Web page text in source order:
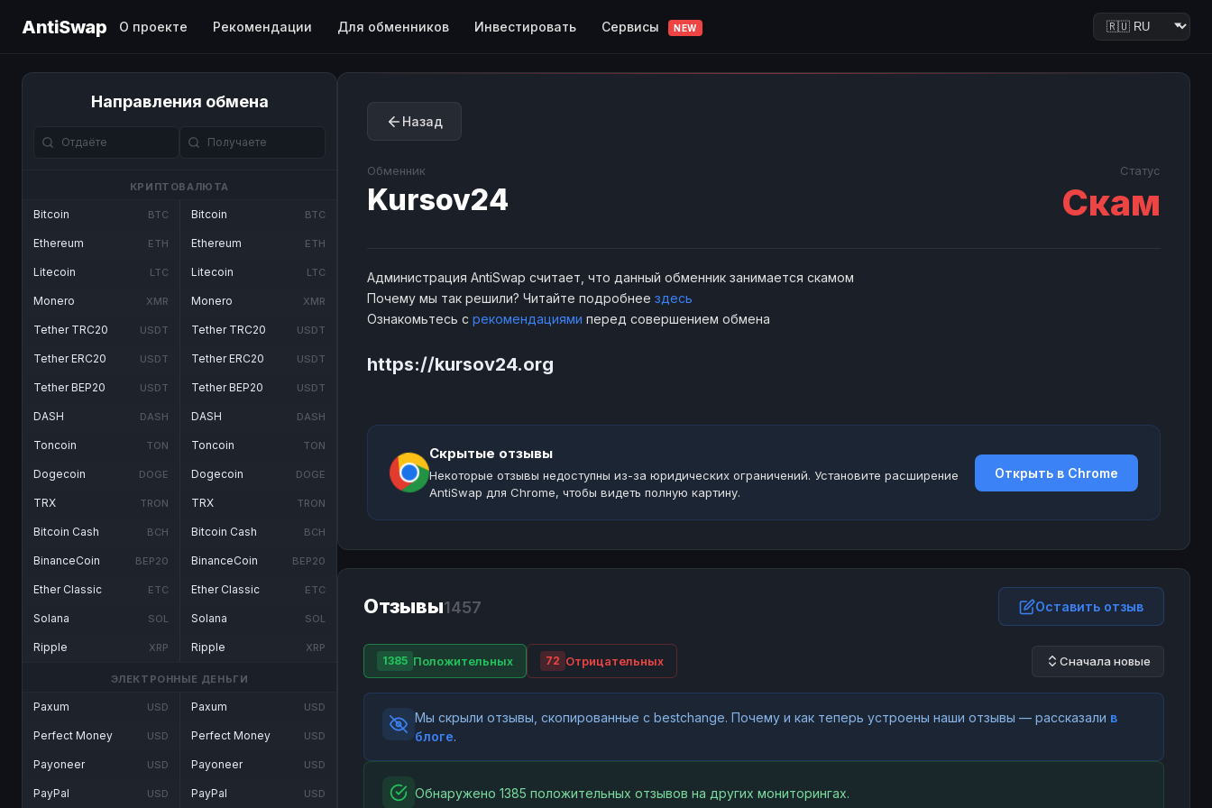
AntiSwap О проекте Рекомендации Для обменников Инвестировать Сервисы NEW
Направления обмена
КРИПТОВАЛЮТА
Bitcoin BTC
Ethereum ETH
Litecoin LTC
Monero XMR
Tether TRC20 USDT
Tether ERC20 USDT
Tether BEP20 USDT
DASH DASH
Toncoin TON
Dogecoin DOGE
TRX TRON
Bitcoin Cash BCH
BinanceCoin BEP20
Ether Classic ETC
Solana SOL
Ripple XRP
Bitcoin BTC
Ethereum ETH
Litecoin LTC
Monero XMR
Tether TRC20 USDT
Tether ERC20 USDT
Tether BEP20 USDT
DASH DASH
Toncoin TON
Dogecoin DOGE
TRX TRON
Bitcoin Cash BCH
BinanceCoin BEP20
Ether Classic ETC
Solana SOL
Ripple XRP
ЭЛЕКТРОННЫЕ ДЕНЬГИ
Paxum USD
Perfect Money USD
Payoneer USD
PayPal USD
Paxum USD
Perfect Money USD
Payoneer USD
PayPal USD
Назад
Обменник
Kursov24
Статус
Скам
Администрация AntiSwap считает, что данный обменник занимается скамом
Почему мы так решили? Читайте подробнее здесь
Ознакомьтесь с рекомендациями перед совершением обмена
https://kursov24.org
Скрытые отзывы
Некоторые отзывы недоступны из-за юридических ограничений. Установите расширение
AntiSwap для Chrome, чтобы видеть полную картину.
Открыть в Chrome
Отзывы1457 Оставить отзыв
1385 Положительных 72 Отрицательных Сначала новые
Мы скрыли отзывы, скопированные с bestchange. Почему и как теперь устроены наши отзывы — рассказали в
блоге.
Обнаружено 1385 положительных отзывов на других мониторингах.